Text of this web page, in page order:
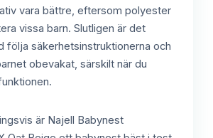
vara bättre, eftersom polyester
vissa barn. Slutligen är det
följa säkerhetsinstruktionerna och
obevakat, särskilt när du
är Najell Babynest